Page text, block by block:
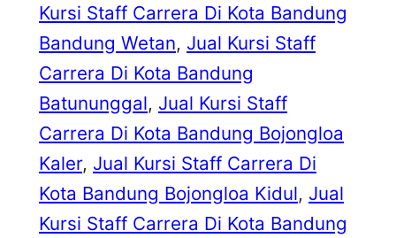
Kursi Staff Carrera Di Kota Bandung
Bandung Wetan, Jual Kursi Staff
Carrera Di Kota Bandung
Batununggal, Jual Kursi Staff
Carrera Di Kota Bandung Bojongloa
Kaler, Jual Kursi Staff Carrera Di
Kota Bandung Bojongloa Kidul, Jual
Kursi Staff Carrera Di Kota Bandung